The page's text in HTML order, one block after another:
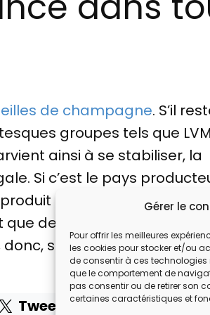
Gérer le
Pour offrir les meilleures
les cookies pour stocker et/ou
de consentir à ces
que le comportement de
pas consentir ou de retirer son
certaines caractéristiques et
de champagne. S’il
groupes tels que
ainsi à se stabiliser, la
Si c’est le pays
de luxe. Ainsi, les
de pâles reflets de la
santé !
Tweet